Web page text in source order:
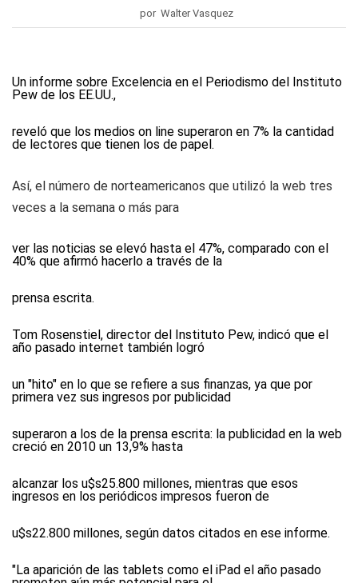
por Walter Vasquez
Un informe sobre Excelencia en el Periodismo del Instituto
Pew de los EE.UU.,
reveló que los medios on line superaron en 7% la cantidad
de lectores que tienen los de papel.
Así, el número de norteamericanos que utilizó la web tres
veces a la semana o más para
ver las noticias se elevó hasta el 47%, comparado con el
40% que afirmó hacerlo a través de la
prensa escrita.
Tom Rosenstiel, director del Instituto Pew, indicó que el
año pasado internet también logró
un "hito" en lo que se refiere a sus finanzas, ya que por
primera vez sus ingresos por publicidad
superaron a los de la prensa escrita: la publicidad en la web
creció en 2010 un 13,9% hasta
alcanzar los u$s25.800 millones, mientras que esos
ingresos en los periódicos impresos fueron de
u$s22.800 millones, según datos citados en ese informe.
"La aparición de las tablets como el iPad el año pasado